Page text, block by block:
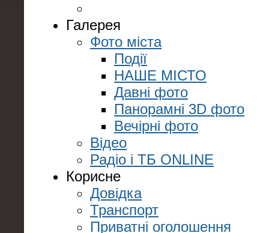
Галерея
Фото міста
Події
НАШЕ МІСТО
Давні фото
Панорамні 3D фото
Вечірні фото
Відео
Радіо і ТБ ONLINE
Корисне
Довідка
Транспорт
Приватні оголошення